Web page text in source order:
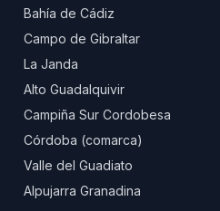
Bahía de Cádiz
Campo de Gibraltar
La Janda
Alto Guadalquivir
Campiña Sur Cordobesa
Córdoba (comarca)
Valle del Guadiato
Alpujarra Granadina